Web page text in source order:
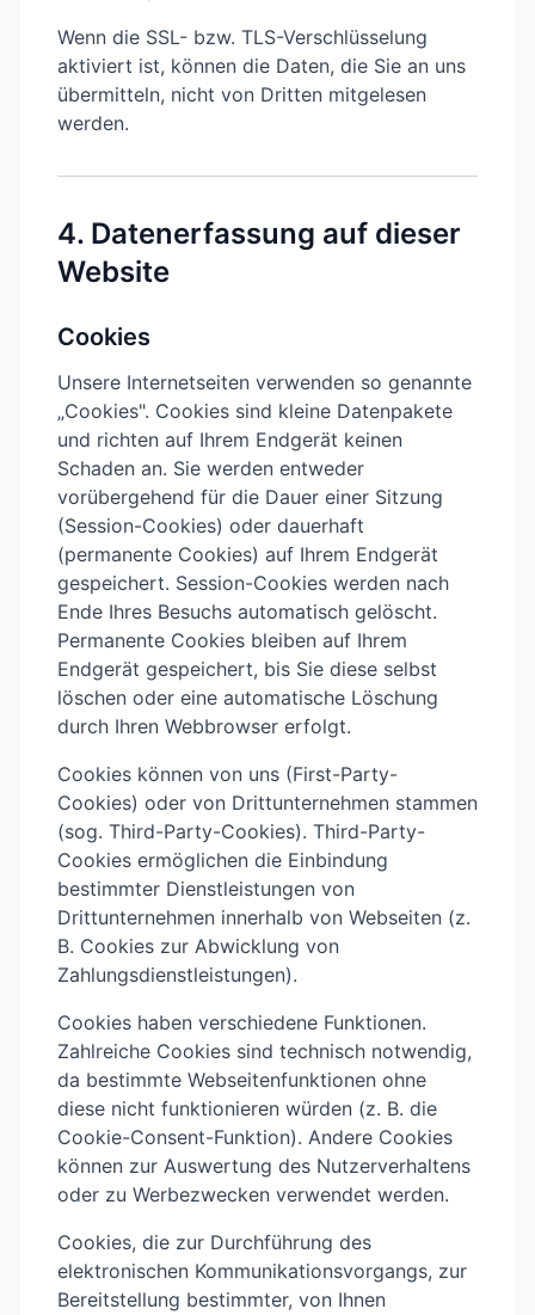
Wenn die SSL- bzw. TLS-Verschlüsselung
aktiviert ist, können die Daten, die Sie an uns
übermitteln, nicht von Dritten mitgelesen
werden.
4. Datenerfassung auf dieser
Website
Cookies
Unsere Internetseiten verwenden so genannte
„Cookies". Cookies sind kleine Datenpakete
und richten auf Ihrem Endgerät keinen
Schaden an. Sie werden entweder
vorübergehend für die Dauer einer Sitzung
(Session-Cookies) oder dauerhaft
(permanente Cookies) auf Ihrem Endgerät
gespeichert. Session-Cookies werden nach
Ende Ihres Besuchs automatisch gelöscht.
Permanente Cookies bleiben auf Ihrem
Endgerät gespeichert, bis Sie diese selbst
löschen oder eine automatische Löschung
durch Ihren Webbrowser erfolgt.
Cookies können von uns (First-Party-
Cookies) oder von Drittunternehmen stammen
(sog. Third-Party-Cookies). Third-Party-
Cookies ermöglichen die Einbindung
bestimmter Dienstleistungen von
Drittunternehmen innerhalb von Webseiten (z.
B. Cookies zur Abwicklung von
Zahlungsdienstleistungen).
Cookies haben verschiedene Funktionen.
Zahlreiche Cookies sind technisch notwendig,
da bestimmte Webseitenfunktionen ohne
diese nicht funktionieren würden (z. B. die
Cookie-Consent-Funktion). Andere Cookies
können zur Auswertung des Nutzerverhaltens
oder zu Werbezwecken verwendet werden.
Cookies, die zur Durchführung des
elektronischen Kommunikationsvorgangs, zur
Bereitstellung bestimmter, von Ihnen